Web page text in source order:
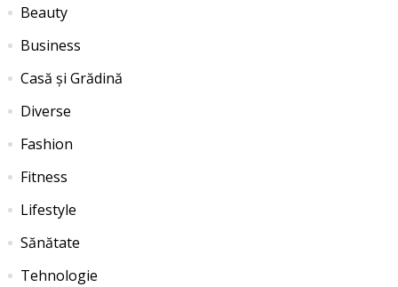
Beauty
Business
Casă și Grădină
Diverse
Fashion
Fitness
Lifestyle
Sănătate
Tehnologie